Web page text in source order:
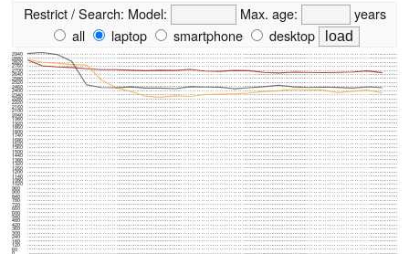
Restrict / Search: Model: Max. age:
years
all
laptop smartphone desktop
60
120
180
240
300
360
420
480
540
600
660
720
780
840
900
960
1020
1080
1140
1200
1260
1320
1380
1440
1500
1560
1620
1680
1740
1800
1860
1920
1980
2040
2100
2160
2220
2280
2340
2400
2460
2520
2580
2640
2700
2760
2820
2880
2940